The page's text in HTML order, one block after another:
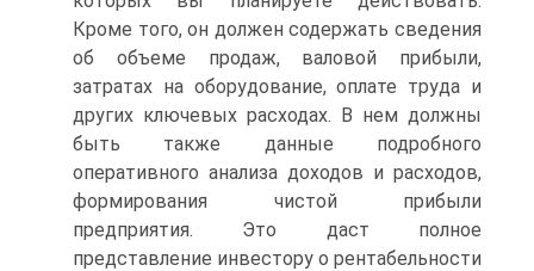
Кроме того, он должен содержать сведения
об объеме продаж, валовой прибыли,
затратах на оборудование, оплате труда и
других ключевых расходах. В нем должны
быть также данные подробного
оперативного анализа доходов и расходов,
формирования чистой прибыли
предприятия. Это даст полное
представление инвестору о рентабельности